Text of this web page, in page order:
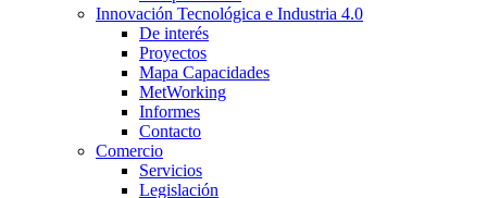
Innovación Tecnológica e Industria 4.0
De interés
Proyectos
Mapa Capacidades
MetWorking
Informes
Contacto
Comercio
Servicios
Legislación